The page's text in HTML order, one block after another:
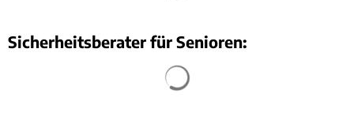
Sicherheitsberater für Senioren: